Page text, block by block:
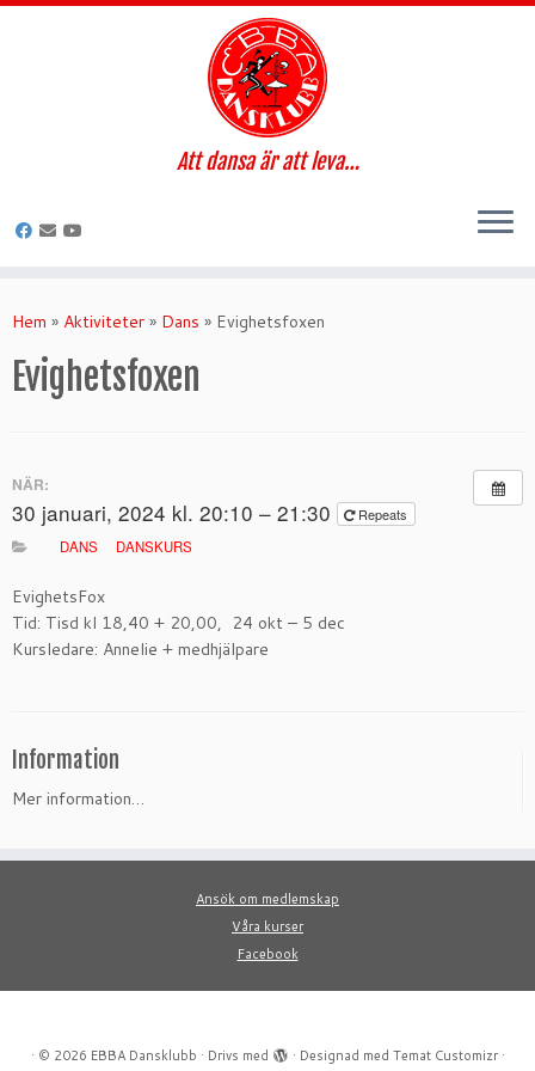
till
Att dansa är att leva…
Hem » Aktiviteter » Dans » Evighetsfoxen
Evighetsfoxen
NÄR:
30 januari, 2024 kl. 20:10 – 21:30
Repeats
DANS
DANSKURS
EvighetsFox
Tid: Tisd kl 18,40 + 20,00, 24 okt – 5 dec
Kursledare: Annelie + medhjälpare
Information
Mer information…
Ansök om medlemskap
Våra kurser
Facebook
· © 2026 EBBA Dansklubb · Drivs med · Designad med Temat Customizr·